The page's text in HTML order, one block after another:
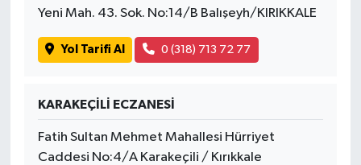
Yeni Mah. 43. Sok. No:14/B Balışeyh/KIRIKKALE
Yol Tarifi Al 0 (318) 713 72 77
KARAKEÇİLİ ECZANESİ
Fatih Sultan Mehmet Mahallesi Hürriyet
Caddesi No:4/A Karakeçili / Kırıkkale